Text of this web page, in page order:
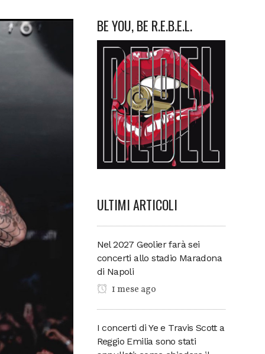
BE YOU, BE R.E.B.E.L.
ULTIMI ARTICOLI
Nel 2027 Geolier farà sei
concerti allo stadio Maradona
di Napoli
1 mese ago
I concerti di Ye e Travis Scott a
Reggio Emilia sono stati